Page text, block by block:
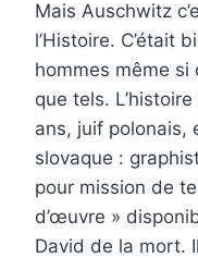
Mais Auschwitz
l’Histoire. C’était
hommes même
que tels.
ans, juif polonais,
slovaque :
pour mission de
d’œuvre »
David de la mort.